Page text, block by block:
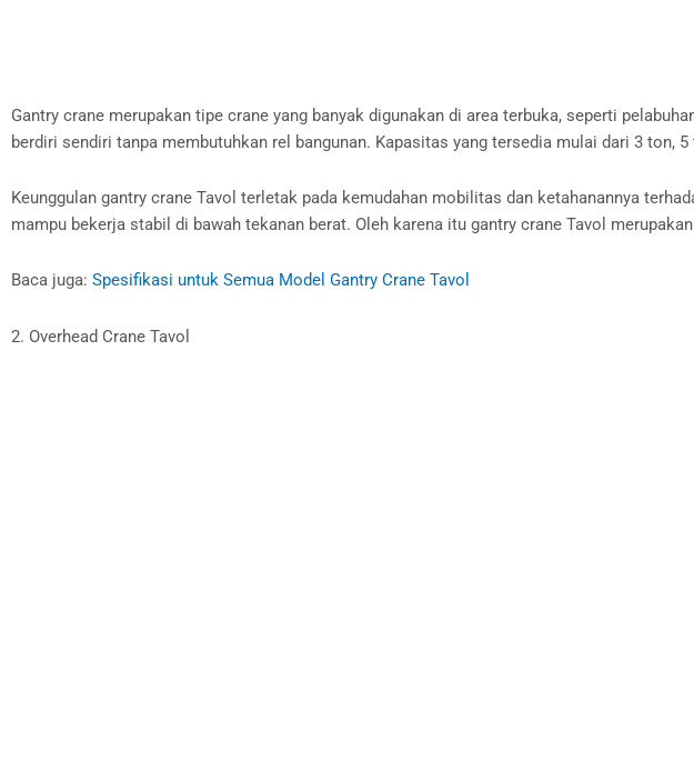
Gantry crane merupakan tipe crane yang banyak digunakan di area terbuka, seperti
berdiri sendiri tanpa membutuhkan rel bangunan. Kapasitas yang tersedia mulai dari 3 ton,
Keunggulan gantry crane Tavol terletak pada kemudahan mobilitas dan ketahanannya
mampu bekerja stabil di bawah tekanan berat. Oleh karena itu gantry crane Tavol
Baca juga: Spesifikasi untuk Semua Model Gantry Crane Tavol
2. Overhead Crane Tavol